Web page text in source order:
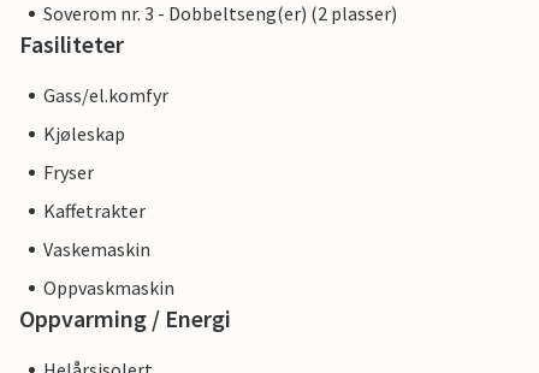
Soverom nr. 3 - Dobbeltseng(er) (2 plasser)
Fasiliteter
Gass/el.komfyr
Kjøleskap
Fryser
Kaffetrakter
Vaskemaskin
Oppvaskmaskin
Oppvarming / Energi